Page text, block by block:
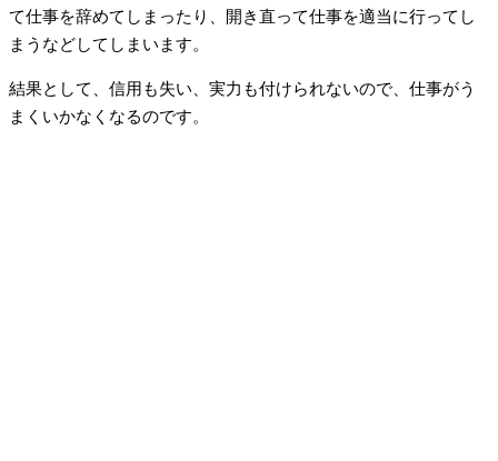
て仕事を辞めてしまったり、開き直って仕事を適当に行ってし
まうなどしてしまいます。
結果として、信用も失い、実力も付けられないので、仕事がう
まくいかなくなるのです。